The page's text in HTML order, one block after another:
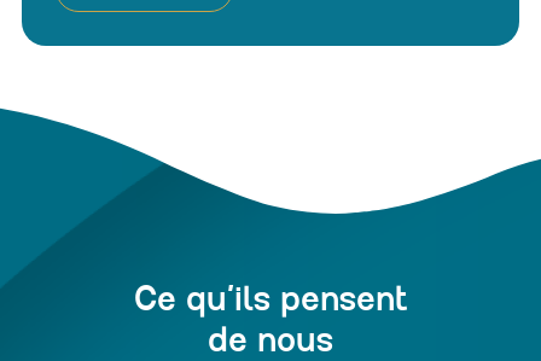
Ce qu’ils pensent
de nous